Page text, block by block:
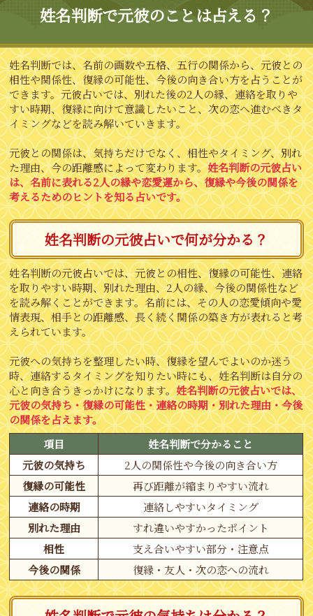
姓名判断で元彼のことは占える？
姓名判断では、名前の画数や五格、五行の関係から、元彼との
相性や関係性、復縁の可能性、今後の向き合い方を占うことが
できます。元彼占いでは、別れた後の2人の縁、連絡を取りや
すい時期、復縁に向けて意識したいこと、次の恋へ進むべきタ
イミングなどを読み解いていきます。
元彼との関係は、気持ちだけでなく、相性やタイミング、別れ
た理由、今の距離感によって変わります。姓名判断の元彼占い
は、名前に表れる2人の縁や恋愛運から、復縁や今後の関係を
考えるためのヒントを知る占いです。
姓名判断の元彼占いで何が分かる？
姓名判断の元彼占いでは、元彼との相性、復縁の可能性、連絡
を取りやすい時期、別れた理由、2人の縁、今後の関係性など
を読み解くことができます。名前には、その人の恋愛傾向や愛
情表現、相手との距離感、長く続く関係の築き方が表れると考
えられています。
元彼への気持ちを整理したい時、復縁を望んでよいのか迷う
時、連絡するタイミングを知りたい時にも、姓名判断は自分の
心と向き合うきっかけになります。姓名判断の元彼占いでは、
元彼の気持ち・復縁の可能性・連絡の時期・別れた理由・今後
の関係を占えます。
項目
姓名判断で分かること
元彼の気持ち
2人の関係性や今後の向き合い方
復縁の可能性
再び距離が縮まりやすい流れ
連絡の時期
連絡しやすいタイミング
別れた理由
すれ違いやすかったポイント
相性
支え合いやすい部分・注意点
今後の関係
復縁・友人・次の恋への流れ